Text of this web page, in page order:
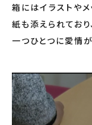
箱にはイラストや
紙も添えられており、
一つひとつに愛情